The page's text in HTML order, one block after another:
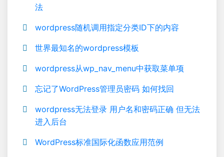
法
wordpress随机调用指定分类ID下的内容
世界最知名的wordpress模板
wordpress从wp_nav_menu中获取菜单项
忘记了WordPress管理员密码 如何找回
wordpress无法登录 用户名和密码正确 但无法
进入后台
WordPress标准国际化函数应用范例